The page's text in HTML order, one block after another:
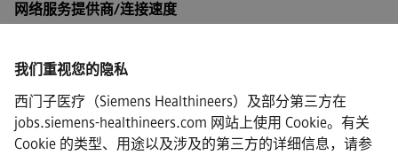
我们重视您的隐私
西门子医疗（Siemens Healthineers）及部分第三方在
jobs.siemens-healthineers.com 网站上使用 Cookie。有关
Cookie 的类型、用途以及涉及的第三方的详细信息，请参
网络服务提供商/连接速度
Siemens Healthineers AG © 2026
常见问题
·